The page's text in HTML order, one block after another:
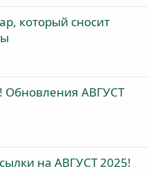
который сносит
Обновления АВГУСТ
на АВГУСТ 2025!